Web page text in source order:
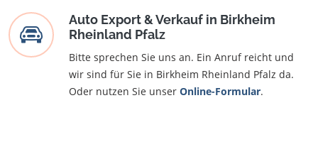
Auto Export & Verkauf in Birkheim
Rheinland Pfalz
Bitte sprechen Sie uns an. Ein Anruf reicht und
wir sind für Sie in Birkheim Rheinland Pfalz da.
Oder nutzen Sie unser Online-Formular.